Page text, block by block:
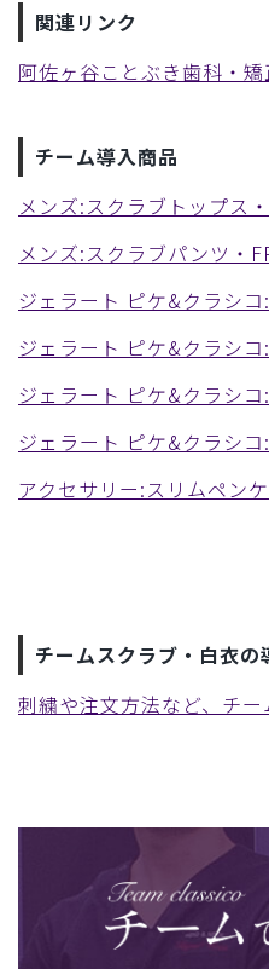
関連リンク
阿佐ヶ谷ことぶき歯科・
チーム導入商品
メンズ:スクラブトップス
メンズ:スクラブパンツ・
ジェラート ピケ&クラシ
ジェラート ピケ&クラシ
ジェラート ピケ&クラシ
ジェラート ピケ&クラシ
アクセサリー:スリムペン
チームスクラブ・白衣の
刺繍や注文方法など、チ